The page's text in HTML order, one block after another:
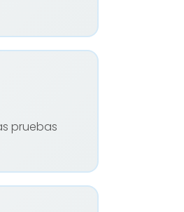
pruebas